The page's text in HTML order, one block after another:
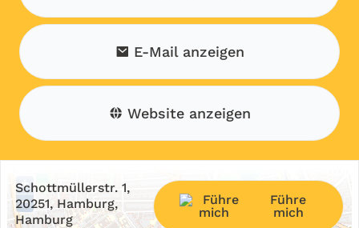
E-Mail anzeigen
Website anzeigen
+
−
Schottmüllerstr. 1,
20251, Hamburg,
Hamburg
Führe
mich